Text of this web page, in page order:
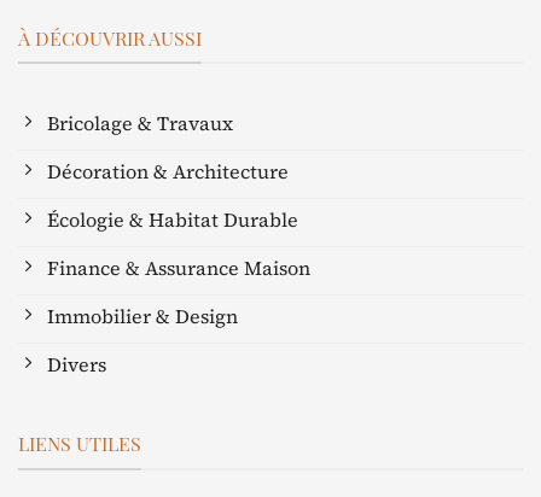
À DÉCOUVRIR AUSSI
Bricolage & Travaux
Décoration & Architecture
Écologie & Habitat Durable
Finance & Assurance Maison
Immobilier & Design
Divers
LIENS UTILES